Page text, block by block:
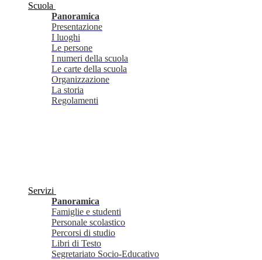
Scuola
Panoramica
Presentazione
I luoghi
Le persone
I numeri della scuola
Le carte della scuola
Organizzazione
La storia
Regolamenti
Servizi
Panoramica
Famiglie e studenti
Personale scolastico
Percorsi di studio
Libri di Testo
Segretariato Socio-Educativo